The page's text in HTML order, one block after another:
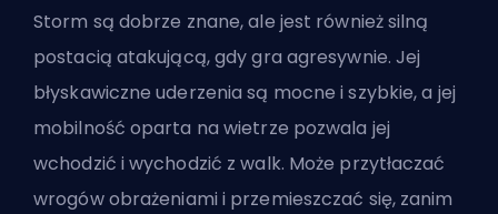
Storm są dobrze znane, ale jest równieżsilną
postacią atakującą, gdy gra agresywnie. Jej
błyskawiczne uderzenia są mocne i szybkie, a jej
mobilność oparta na wietrze pozwala jej
wchodzić i wychodzić z walk. Może przytłaczać
wrogów obrażeniami i przemieszczać się, zanim